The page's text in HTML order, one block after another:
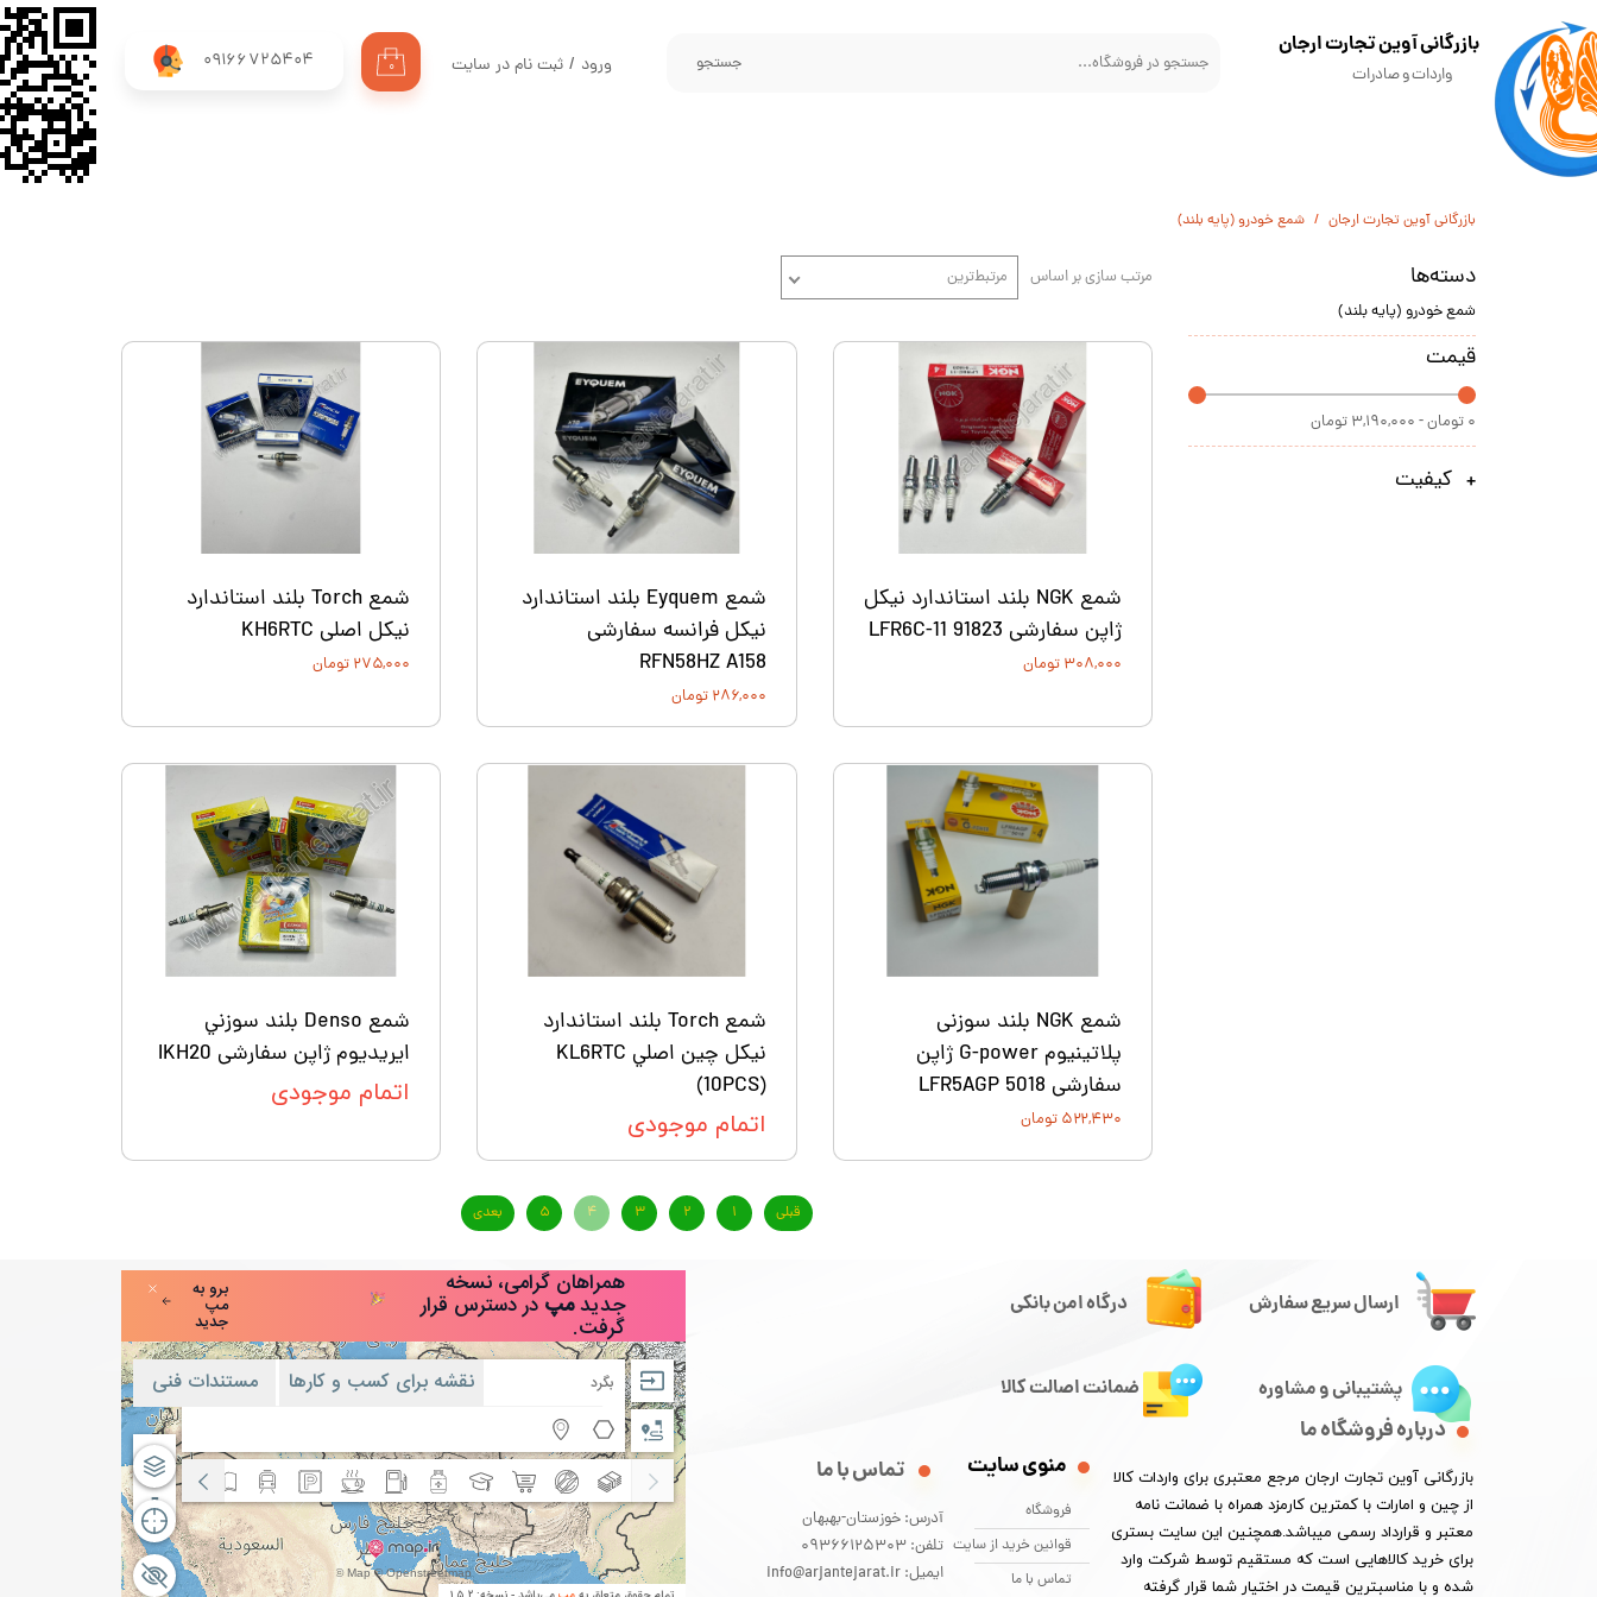
09166725404 جستجو ۰ ورود / ثبت نام در سایت
​بازرگانی آوین تجارت ارجان
واردات و صادرات
بازرگانی آوین تجارت ارجان شمع خودرو (پایه بلند)
دسته‌ها
شمع خودرو (پایه بلند)
قیمت
۰ تومان - ۳,۱۹۰,۰۰۰ تومان
کیفیت
مرتب سازی بر اساس مرتبط‌ترین
شمع NGK بلند استاندارد نیکل
ژاپن سفارشی LFR6C-11 91823
۳۰۸,۰۰۰ تومان
شمع Eyquem بلند استاندارد
نیکل فرانسه سفارشی
RFN58HZ A158
۲۸۶,۰۰۰ تومان
شمع Torch بلند استاندارد
نیکل اصلی KH6RTC
۲۷۵,۰۰۰ تومان
شمع NGK بلند سوزنی
پلاتینیوم G-power ژاپن
سفارشی LFR5AGP 5018
۵۲۲,۴۳۰ تومان
شمع Torch بلند استاندارد
نيكل چين اصلي KL6RTC
(10PCS)
اتمام موجودی
شمع Denso بلند سوزني
ايريديوم ژاپن سفارشی IKH20
اتمام موجودی
قبلی ۱ ۲ ۳ ۴ ۵ بعدی
پشتیبانی و مشاوره ضمانت اصالت کالا
ارسال سریع سفارش درگاه امن بانکی
درباره فروشگاه ما
​بازرگانی آوین تجارت ارجان مرجع معتبری برای واردات کالا
از چین و امارات با کمترین کارمزد همراه با ضمانت نامه
معتبر و قرارداد رسمی میباشد.همچنین این سایت بستری
برای خرید کالاهایی است که مستقیم توسط شرکت وارد
شده و با مناسبترین قیمت در اختیار شما قرار گرفته
تماس با ما
آدرس: خوزستان-بهبهان
تلفن: 09366125303
ایمیل: info@arjantejarat.ir
منوی سایت
فروشگاه
قوانین خرید از سایت
تماس با ما